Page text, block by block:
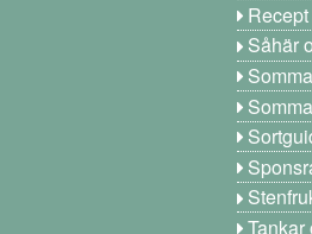
Såhär
Tankar